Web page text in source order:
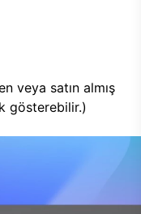
veya satın almış
gösterebilir.)